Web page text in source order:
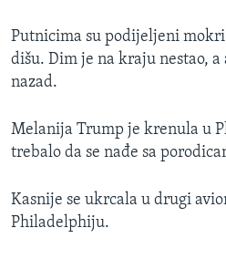
Putnicima su podijeljeni
dišu. Dim je na kraju nestao,
nazad.
Melanija Trump je krenula u
trebalo da se nađe sa
Kasnije se ukrcala u drugi
Philadelphiju.